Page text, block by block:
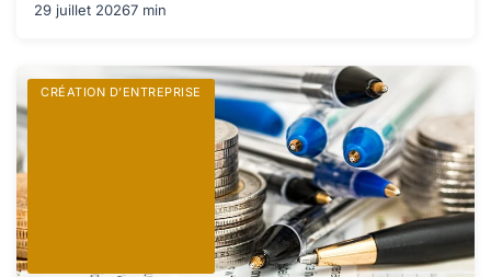
29 juillet 20267 min
CRÉATION D’ENTREPRISE